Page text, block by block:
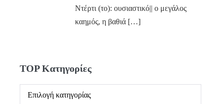
Ντέρτι (το): ουσιαστικό|| ο μεγάλος
καημός, η βαθιά […]
TOP Κατηγορίες